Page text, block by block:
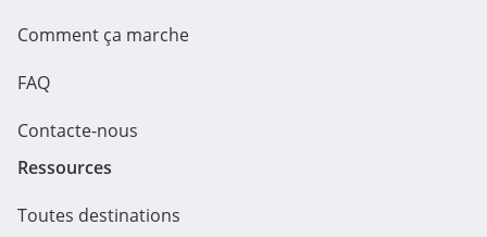
Comment ça marche
FAQ
Contacte-nous
Ressources
Toutes destinations